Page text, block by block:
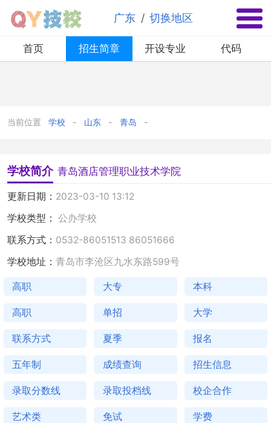
✕
广东 / 切换地区
首页 招生简章 开设专业 代码
当前位置 学校 山东 青岛
学校简介 青岛酒店管理职业技术学院
更新日期： 2023-03-10 13:12
学校类型： 公办学校
联系方式： 0532-86051513 86051666
学校地址： 青岛市李沧区九水东路599号
高职 大专 本科
高职 单招 大学
联系方式 夏季 报名
五年制 成绩查询 招生信息
录取分数线 录取投档线 校企合作
艺术类 免试 学费